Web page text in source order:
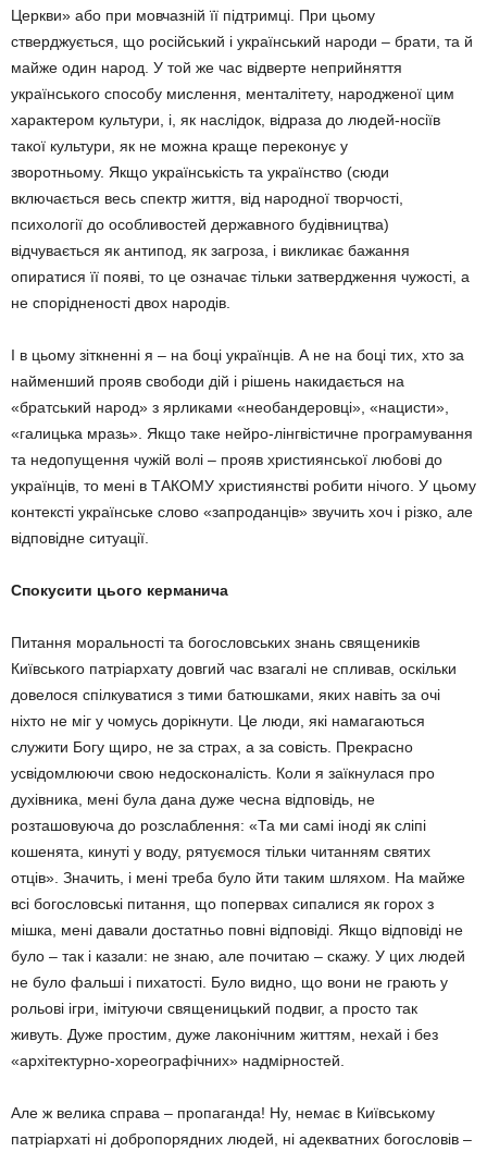
Церкви» або при мовчазній її підтримці. При цьому
стверджується, що російський і український народи – брати, та й
майже один народ. У той же час відверте неприйняття
українського способу мислення, менталітету, народженої цим
характером культури, і, як наслідок, відраза до людей-носіїв
такої культури, як не можна краще переконує у
зворотньому. Якщо українськість та українство (сюди
включається весь спектр життя, від народної творчості,
психології до особливостей державного будівництва)
відчувається як антипод, як загроза, і викликає бажання
опиратися її появі, то це означає тільки затвердження чужості, а
не спорідненості двох народів.
І в цьому зіткненні я – на боці українців. А не на боці тих, хто за
найменший прояв свободи дій і рішень накидається на
«братський народ» з ярликами «необандеровці», «нацисти»,
«галицька мразь». Якщо таке нейро-лінгвістичне програмування
та недопущення чужій волі – прояв християнської любові до
українців, то мені в ТАКОМУ християнстві робити нічого. У цьому
контексті українське слово «запроданців» звучить хоч і різко, але
відповідне ситуації.
Спокусити цього керманича
Питання моральності та богословських знань священиків
Київського патріархату довгий час взагалі не спливав, оскільки
довелося спілкуватися з тими батюшками, яких навіть за очі
ніхто не міг у чомусь дорікнути. Це люди, які намагаються
служити Богу щиро, не за страх, а за совість. Прекрасно
усвідомлюючи свою недосконалість. Коли я заїкнулася про
духівника, мені була дана дуже чесна відповідь, не
розташовуюча до розслаблення: «Та ми самі іноді як сліпі
кошенята, кинуті у воду, рятуємося тільки читанням святих
отців». Значить, і мені треба було йти таким шляхом. На майже
всі богословські питання, що попервах сипалися як горох з
мішка, мені давали достатньо повні відповіді. Якщо відповіді не
було – так і казали: не знаю, але почитаю – скажу. У цих людей
не було фальші і пихатості. Було видно, що вони не грають у
рольові ігри, імітуючи священицький подвиг, а просто так
живуть. Дуже простим, дуже лаконічним життям, нехай і без
«архітектурно-хореографічних» надмірностей.
Але ж велика справа – пропаганда! Ну, немає в Київському
патріархаті ні добропорядних людей, ні адекватних богословів –